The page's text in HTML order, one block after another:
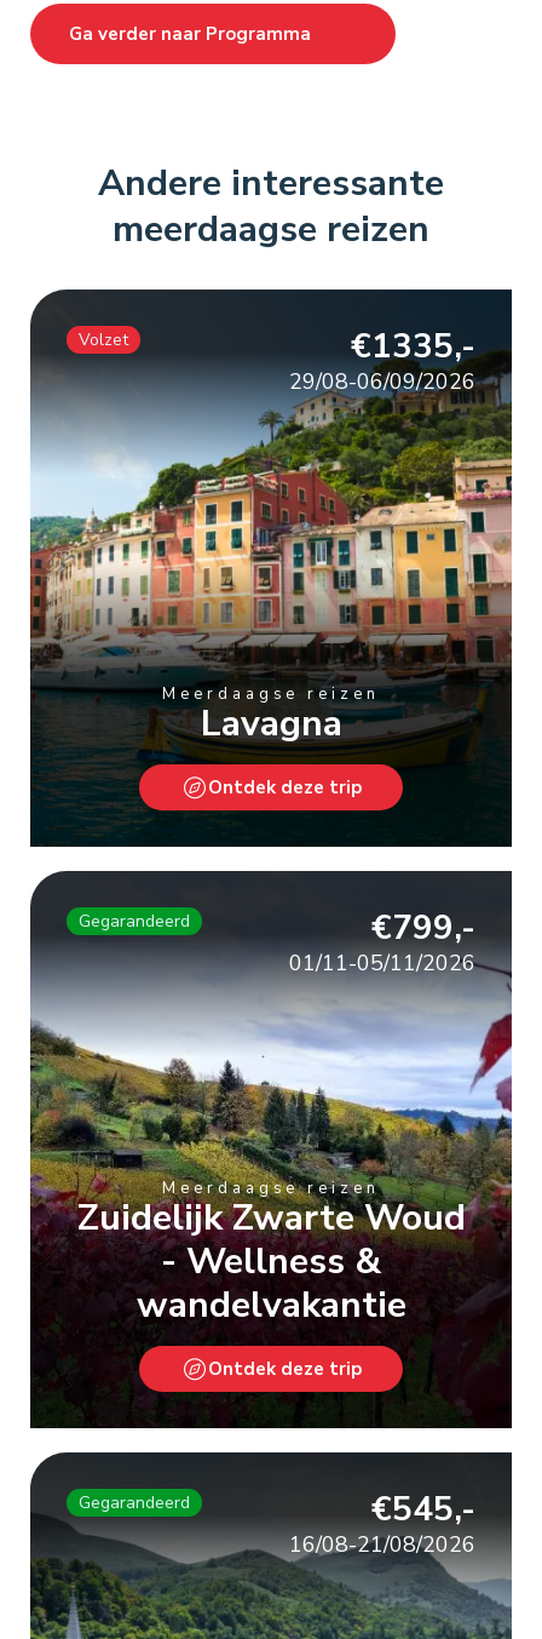
Ga verder naar Programma
Andere interessante
meerdaagse reizen
Volzet €1335,-
29/08-06/09/2026
Meerdaagse reizen
Lavagna
Ontdek deze trip
Gegarandeerd €799,-
01/11-05/11/2026
Meerdaagse reizen
Zuidelijk Zwarte Woud
- Wellness &
wandelvakantie
Ontdek deze trip
Gegarandeerd €545,-
16/08-21/08/2026